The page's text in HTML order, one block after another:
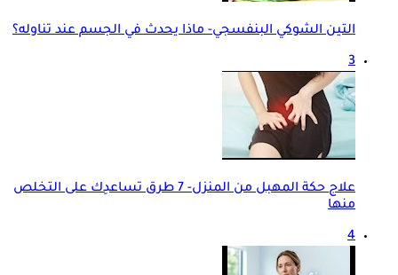
التين الشوكي البنفسجي- ماذا يحدث في الجسم عند تناوله؟
3
علاج حكة المهبل من المنزل- 7 طرق تساعدِك على التخلص
منها
4